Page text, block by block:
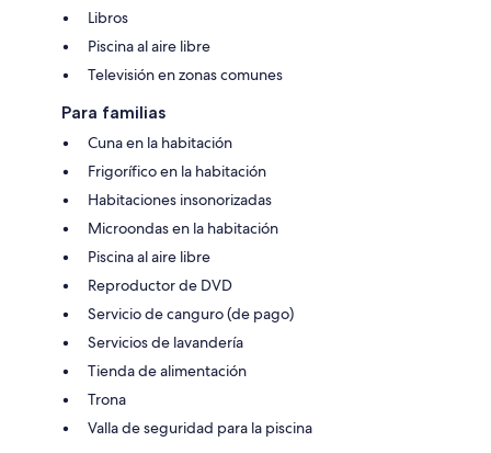
Libros
Piscina al aire libre
Televisión en zonas comunes
Para familias
Cuna en la habitación
Frigorífico en la habitación
Habitaciones insonorizadas
Microondas en la habitación
Piscina al aire libre
Reproductor de DVD
Servicio de canguro (de pago)
Servicios de lavandería
Tienda de alimentación
Trona
Valla de seguridad para la piscina